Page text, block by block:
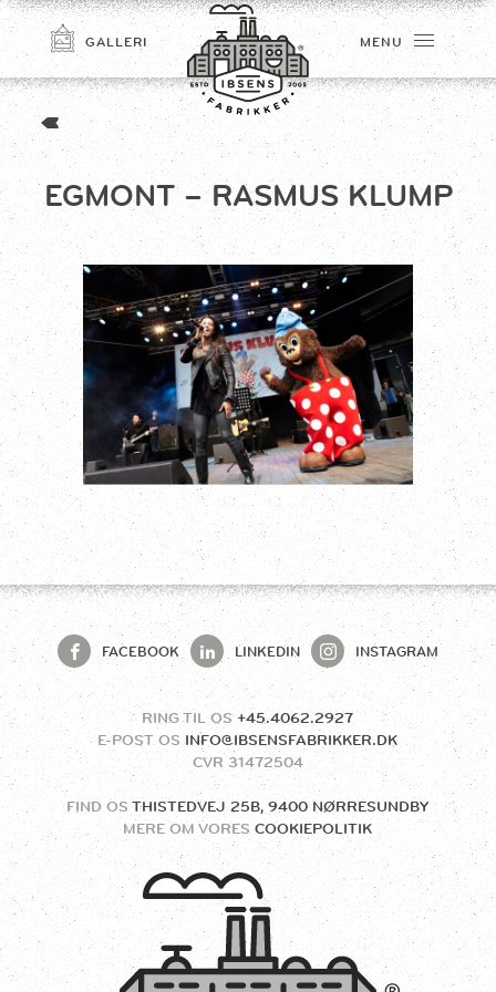
TILMELD
GALLERI MENU
EGMONT – RASMUS KLUMP
FACEBOOK LINKEDIN INSTAGRAM
RING TIL OS +45.4062.2927
E-POST OS INFO@IBSENSFABRIKKER.DK
MERE OM VORES COOKIEPOLITIK
FIND OS THISTEDVEJ 25B, 9400 NØRRESUNDBY
CVR31472504